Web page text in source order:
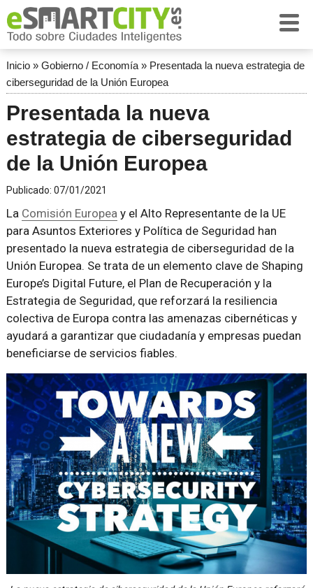
Inicio» Gobierno / Economía» Presentada la nueva estrategia de
ciberseguridad de la Unión Europea
Presentada la nueva
estrategia de ciberseguridad
de la Unión Europea
Publicado: 07/01/2021
La Comisión Europeay el Alto Representante de la UE
para Asuntos Exteriores y Política de Seguridad han
presentado la nueva estrategia de ciberseguridad de la
Unión Europea. Se trata de un elemento clave de Shaping
Europe’s Digital Future, el Plan de Recuperación y la
Estrategia de Seguridad, que reforzará la resiliencia
colectiva de Europa contra las amenazas cibernéticas y
ayudará a garantizar que ciudadanía y empresas puedan
beneficiarse de servicios fiables.